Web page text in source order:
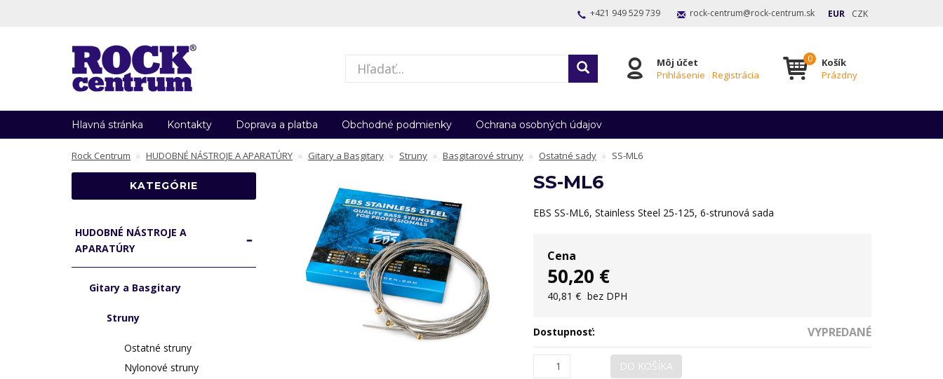
+421 949 529 739 rock-centrum@rock-centrum.sk EUR CZK
Môj účet
Prihlásenie | Registrácia
Košík
Prázdny
Hlavná stránka Kontakty Doprava a platba Obchodné podmienky Ochrana osobných údajov
Rock Centrum HUDOBNÉ NÁSTROJE A APARATÚRY Gitary a Basgitary Struny Basgitarové struny Ostatné sady SS-ML6
KATEGÓRIE
HUDOBNÉ NÁSTROJE A
APARATÚRY
Gitary a Basgitary
Struny
Ostatné struny
Nylonové struny
SS-ML6
EBS SS-ML6, Stainless Steel 25-125, 6-strunová sada
Cena
50,20 €
40,81 € bez DPH
Dostupnosť: VYPREDANÉ
DO KOŠÍKA